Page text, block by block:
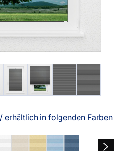
/ erhältlich in folgenden Farben